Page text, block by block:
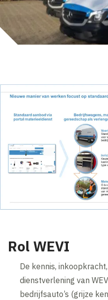
Rol WEVI
De kennis,
dienstverlening van
bedrijfsauto’s (grijze